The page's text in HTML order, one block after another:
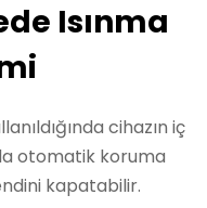
Isınma
cihazın iç
otomatik koruma
kapatabilir.